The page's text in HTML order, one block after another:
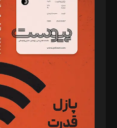
دبیر تحریریه: میثم قاسمی
د‌بیر ناداستان: سمانه سمیع
د‌بیر خدمت و تجارت: ابوالفضل رجبی
د‌بیر حقوق فناوری: حسام‌الدین
د‌بیر پیوست جهان: مینا پاکدل
د‌بیر تحریریه آنلاین: بابک نقاش
تحریریه‌: مجتبی محمود‌ی، آرش
مصطفی مسجدی آرانی، ابوالفضل
رستمی،مصطفی باستان